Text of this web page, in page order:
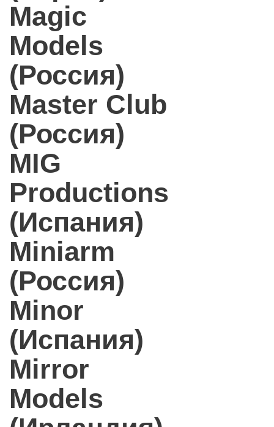
Magic
Models
(Россия)
Master Club
(Россия)
MIG
Productions
(Испания)
Miniarm
(Россия)
Minor
(Испания)
Mirror
Models